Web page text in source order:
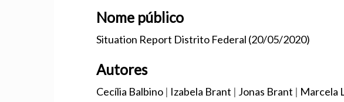
Nome público
Situation Report Distrito Federal (20/05/2020)
Autores
Cecília Balbino | Izabela Brant | Jonas Brant | Marcela